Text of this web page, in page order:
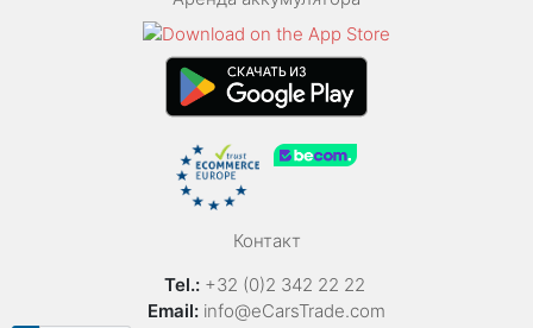
Контакт
Tel.: +32 (0)2 342 22 22
Email: info@eCarsTrade.com